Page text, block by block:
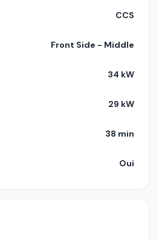
CCS
Front Side - Middle
34 kW
29 kW
38 min
Oui